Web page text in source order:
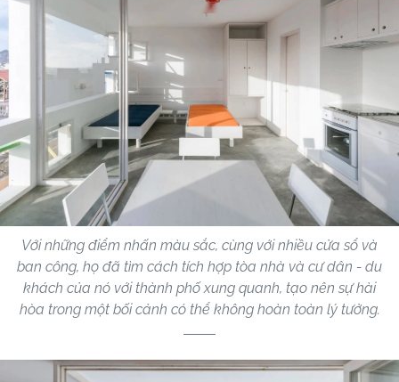
Với những điểm nhấn màu sắc, cùng với nhiều cửa sổ và
ban công, họ đã tìm cách tích hợp tòa nhà và cư dân - du
khách của nó với thành phố xung quanh, tạo nên sự hài
hòa trong một bối cảnh có thể không hoàn toàn lý tưởng.